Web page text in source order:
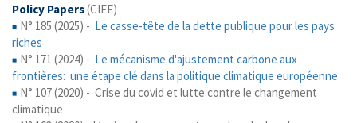
Policy Papers(CIFE)
N° 185 (2025) - Le casse-tête de la dette publique pour les pays
riches
N° 171 (2024) - Le mécanisme d'ajustement carbone aux
frontières: une étape clé dans la politique climatique européenne
N° 107 (2020) - Crise du covid et lutte contre le changement
climatique​